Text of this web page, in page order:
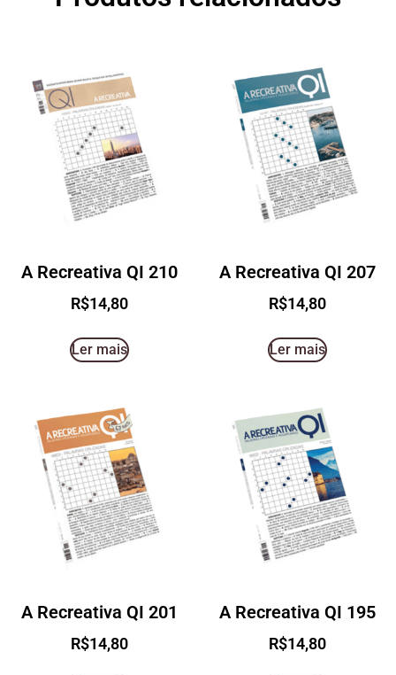
A Recreativa QI 210
R$14,80
Ler mais
A Recreativa QI 207
R$14,80
Ler mais
A Recreativa QI 201
R$14,80
A Recreativa QI 195
R$14,80